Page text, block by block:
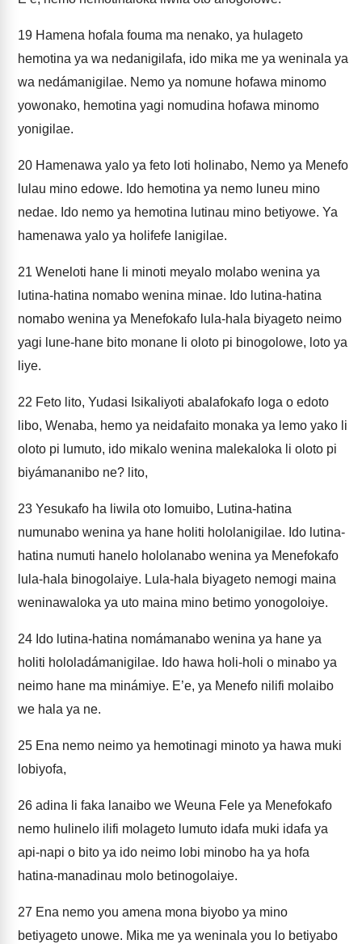
19 Hamena hofala fouma ma nenako, ya hulageto
hemotina ya wa nedanigilafa, ido mika me ya weninala ya
wa nedámanigilae. Nemo ya nomune hofawa minomo
yowonako, hemotina yagi nomudina hofawa minomo
yonigilae.
20 Hamenawa yalo ya feto loti holinabo, Nemo ya Menefo
lulau mino edowe. Ido hemotina ya nemo luneu mino
nedae. Ido nemo ya hemotina lutinau mino betiyowe. Ya
hamenawa yalo ya holifefe lanigilae.
21 Weneloti hane li minoti meyalo molabo wenina ya
lutina-hatina nomabo wenina minae. Ido lutina-hatina
nomabo wenina ya Menefokafo lula-hala biyageto neimo
yagi lune-hane bito monane li oloto pi binogolowe, loto ya
liye.
22 Feto lito, Yudasi Isikaliyoti abalafokafo loga o edoto
libo, Wenaba, hemo ya neidafaito monaka ya lemo yako li
oloto pi lumuto, ido mikalo wenina malekaloka li oloto pi
biyámananibo ne? lito,
23 Yesukafo ha liwila oto lomuibo, Lutina-hatina
numunabo wenina ya hane holiti hololanigilae. Ido lutina-
hatina numuti hanelo hololanabo wenina ya Menefokafo
lula-hala binogolaiye. Lula-hala biyageto nemogi maina
weninawaloka ya uto maina mino betimo yonogoloiye.
24 Ido lutina-hatina nomámanabo wenina ya hane ya
holiti hololadámanigilae. Ido hawa holi-holi o minabo ya
neimo hane ma minámiye. E’e, ya Menefo nilifi molaibo
we hala ya ne.
25 Ena nemo neimo ya hemotinagi minoto ya hawa muki
lobiyofa,
26 adina li faka lanaibo we Weuna Fele ya Menefokafo
nemo hulinelo ilifi molageto lumuto idafa muki idafa ya
api-napi o bito ya ido neimo lobi minobo ha ya hofa
hatina-manadinau molo betinogolaiye.
27 Ena nemo you amena mona biyobo ya mino
betiyageto unowe. Mika me ya weninala you lo betiyabo